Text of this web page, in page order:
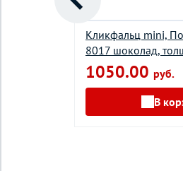
Кликфальц mini,
8017 шоколад,
1050.00 руб.
В